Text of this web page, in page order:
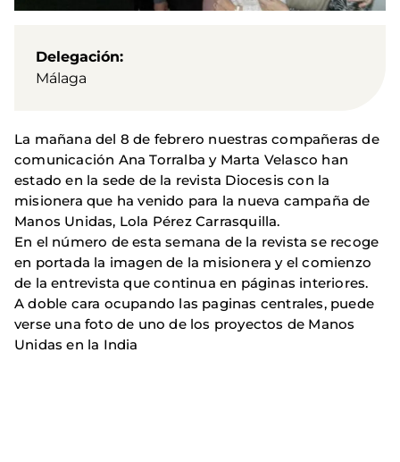
Delegación
Málaga
La mañana del 8 de febrero nuestras compañeras de
comunicación Ana Torralba y Marta Velasco han
estado en la sede de la revista Diocesis con la
misionera que ha venido para la nueva campaña de
Manos Unidas, Lola Pérez Carrasquilla.
En el número de esta semana de la revista se recoge
en portada la imagen de la misionera y el comienzo
de la entrevista que continua en páginas interiores.
A doble cara ocupando las paginas centrales, puede
verse una foto de uno de los proyectos de Manos
Unidas en la India